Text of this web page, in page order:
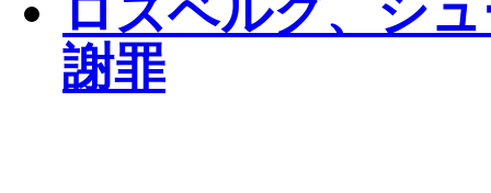
ロズベルグ、シ
謝罪